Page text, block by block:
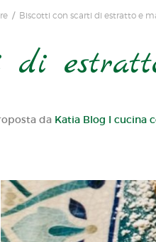
Biscotti con scarti di estratto e
di
da Katia Blog I cucina